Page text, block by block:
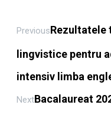
PreviousRezultatele
lingvistice pentru
intensiv limba
NextBacalaureat